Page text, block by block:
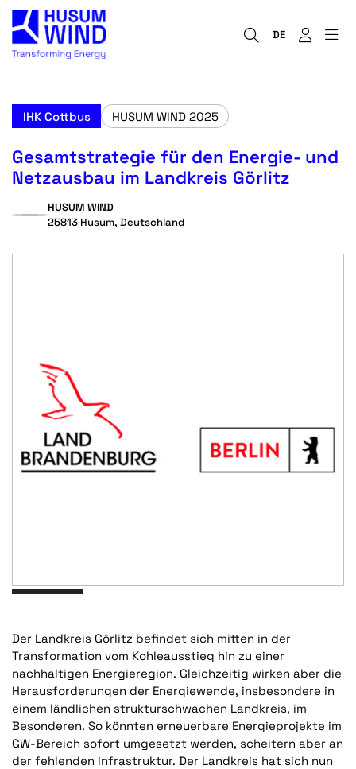
DE
IHK Cottbus HUSUM WIND 2025
Gesamtstrategie für den Energie- und
Netzausbau im Landkreis Görlitz
HUSUM WIND
25813 Husum, Deutschland
Der Landkreis Görlitz befindet sich mitten in der
Transformation vom Kohleausstieg hin zu einer
nachhaltigen Energieregion. Gleichzeitig wirken aber die
Herausforderungen der Energiewende, insbesondere in
einem ländlichen strukturschwachen Landkreis, im
Besonderen. So könnten erneuerbare Energieprojekte im
GW-Bereich sofort umgesetzt werden, scheitern aber an
der fehlenden Infrastruktur. Der Landkreis hat sich nun